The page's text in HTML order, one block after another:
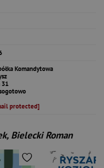
Komandytowa
31
protected]
Bielecki Roman